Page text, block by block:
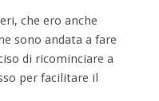
che ero anche
sono andata a fare
di ricominciare a
per facilitare il